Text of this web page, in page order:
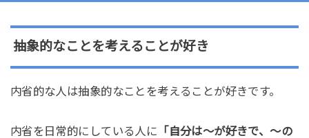
抽象的なことを考えることが好き
内省的な人は抽象的なことを考えることが好きです。
内省を日常的にしている人に 「自分は〜が好きで、〜の